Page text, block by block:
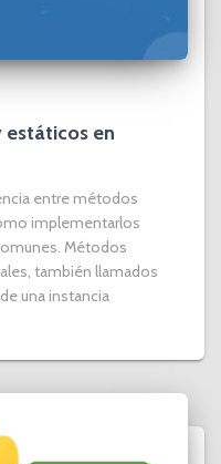
estáticos en
entre métodos
implementarlos
Métodos
también llamados
una instancia